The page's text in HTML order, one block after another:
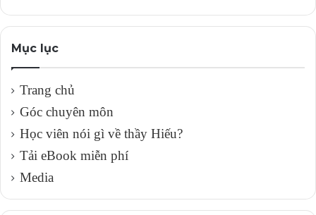
Mục lục
Trang chủ
Góc chuyên môn
Học viên nói gì về thầy Hiếu?
Tải eBook miễn phí
Media